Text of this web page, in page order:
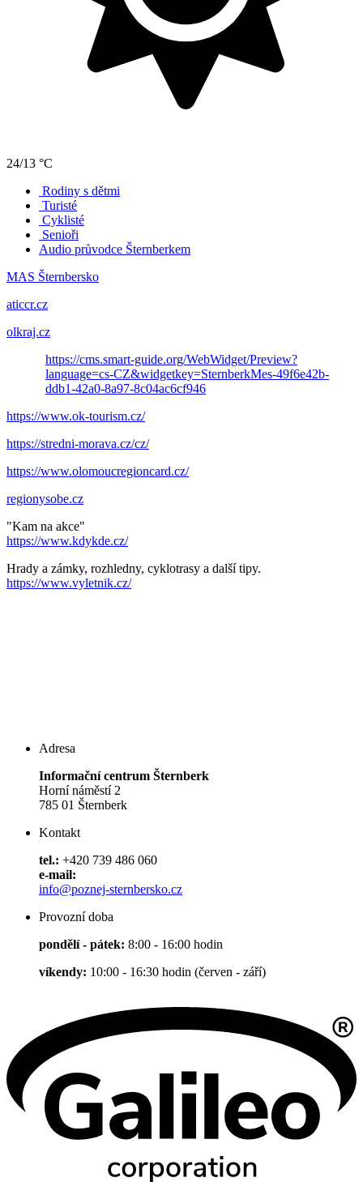
24/13 °C
Rodiny s dětmi
Turisté
Cyklisté
Senioři
Audio průvodce Šternberkem
MAS Šternbersko
aticcr.cz
olkraj.cz
https://cms.smart-guide.org/WebWidget/Preview?
language=cs-CZ&widgetkey=SternberkMes-49f6e42b-
ddb1-42a0-8a97-8c04ac6cf946
https://www.ok-tourism.cz/
https://stredni-morava.cz/cz/
https://www.olomoucregioncard.cz/
regionysobe.cz
"Kam na akce"
https://www.kdykde.cz/
Hrady a zámky, rozhledny, cyklotrasy a další tipy.
https://www.vyletnik.cz/
Adresa
Informační centrum Šternberk
Horní náměstí 2
785 01 Šternberk
Kontakt
tel.: +420 739 486 060
e-mail:
info@poznej-sternbersko.cz
Provozní doba
pondělí - pátek: 8:00 - 16:00 hodin
víkendy: 10:00 - 16:30 hodin (červen - září)